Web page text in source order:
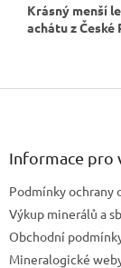
Krásný menší
achátu z České
Z
Informace pro
Podmínky ochrany
Výkup minerálů a
Obchodní
Mineralogické